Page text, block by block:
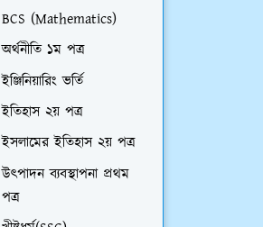
BCS (Mathematics)
অর্থনীতি ১ম পত্র
ইঞ্জিনিয়ারিং ভর্তি
ইতিহাস ২য় পত্র
ইসলামের ইতিহাস ২য় পত্র
উৎপাদন ব্যবস্থাপনা প্রথম
পত্র